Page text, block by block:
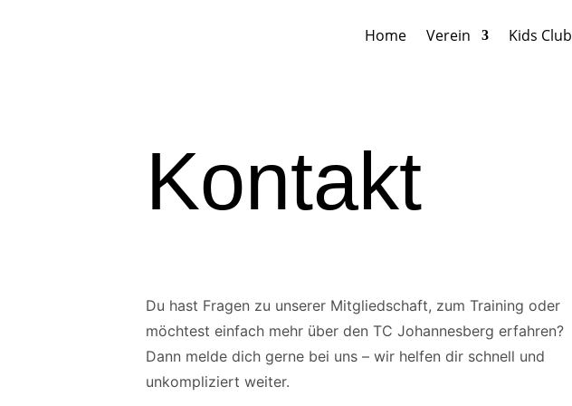
Home Verein Kids Club
Kontakt
Du hast Fragen zu unserer Mitgliedschaft, zum Training oder
möchtest einfach mehr über den TC Johannesberg erfahren?
Dann melde dich gerne bei uns – wir helfen dir schnell und
unkompliziert weiter.